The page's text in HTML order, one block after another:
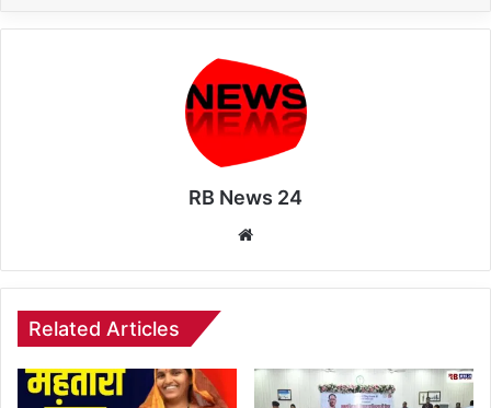
RB News 24
Related Articles